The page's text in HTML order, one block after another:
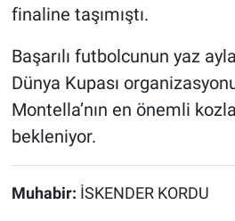
finaline taşımıştı.
Başarılı futbolcunun yaz
Dünya Kupası
Montella’nın en önemli
bekleniyor.
Muhabir: İSKENDER KORDU